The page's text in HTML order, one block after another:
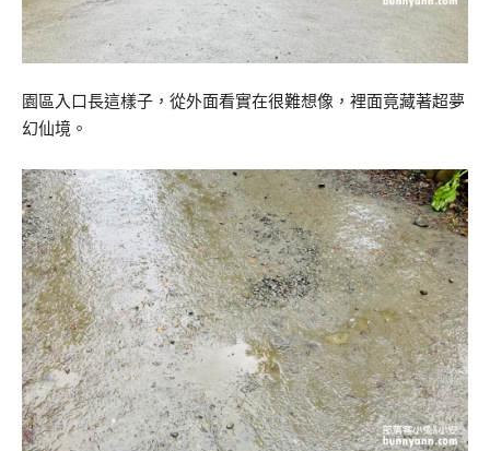
園區入口長這樣子，從外面看實在很難想像，裡面竟藏著超夢
幻仙境。